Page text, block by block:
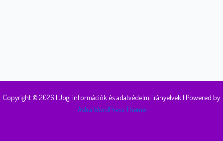
Copyright © 2026 | Jogi információk és adatvédelmi irányelvek | Powered by
Astra WordPress Theme